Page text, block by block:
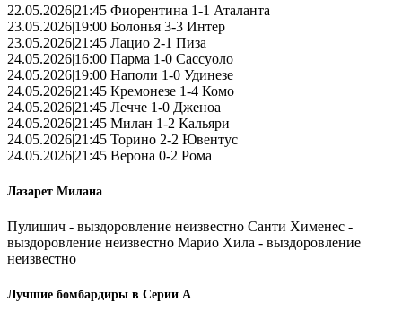
22.05.2026|21:45 Фиорентина 1-1 Аталанта
23.05.2026|19:00 Болонья 3-3 Интер
23.05.2026|21:45 Лацио 2-1 Пиза
24.05.2026|16:00 Парма 1-0 Сассуоло
24.05.2026|19:00 Наполи 1-0 Удинезе
24.05.2026|21:45 Кремонезе 1-4 Комо
24.05.2026|21:45 Лечче 1-0 Дженоа
24.05.2026|21:45 Милан 1-2 Кальяри
24.05.2026|21:45 Торино 2-2 Ювентус
24.05.2026|21:45 Верона 0-2 Рома
Лазарет Милана
Пулишич - выздоровление неизвестно Санти Хименес -
выздоровление неизвестно Марио Хила - выздоровление
неизвестно
Лучшие бомбардиры в Серии А